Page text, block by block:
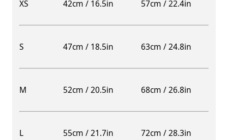
XS 42cm / 16.5in 57cm / 22.4in
S 47cm / 18.5in 63cm / 24.8in
M 52cm / 20.5in 68cm / 26.8in
L 55cm / 21.7in 72cm / 28.3in
A面B面のデザイン変化を楽しんでお客様にアピ
自由入力(60x180以内)
お好みのサイズで縦幕・横幕の作成が可能です。
幕の製作をお楽しみください
レギュラーのれん
けて疑似的にのれんのような幕をつくります。お